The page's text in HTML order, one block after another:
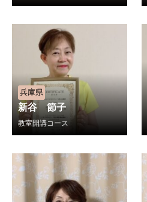
兵庫県
新谷 節子
教室開講コース